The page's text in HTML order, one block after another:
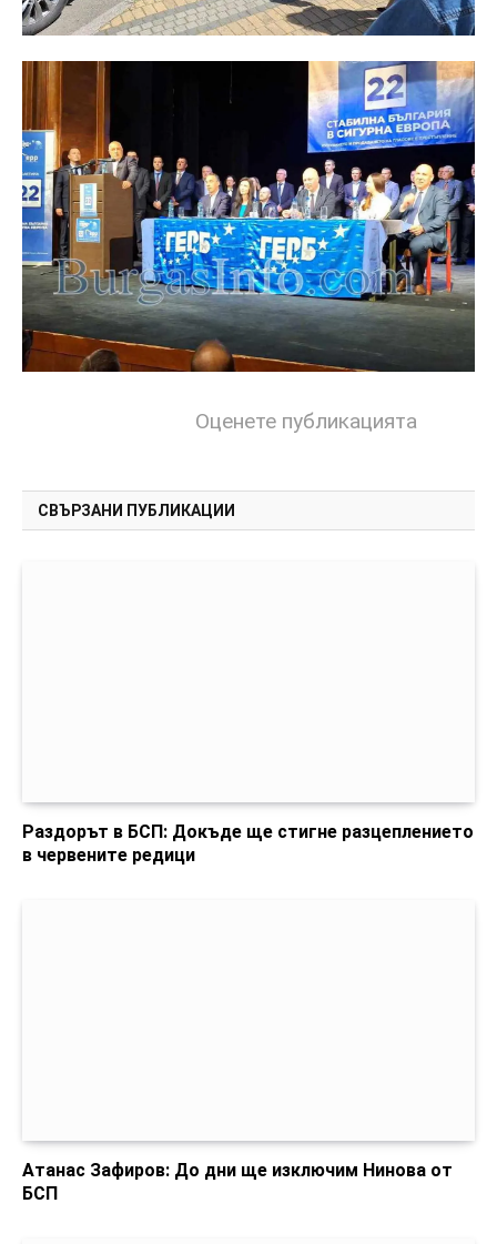
Оценете публикацията
СВЪРЗАНИ ПУБЛИКАЦИИ
Раздорът в БСП: Докъде ще стигне разцеплението
в червените редици
Атанас Зафиров: До дни ще изключим Нинова от
БСП